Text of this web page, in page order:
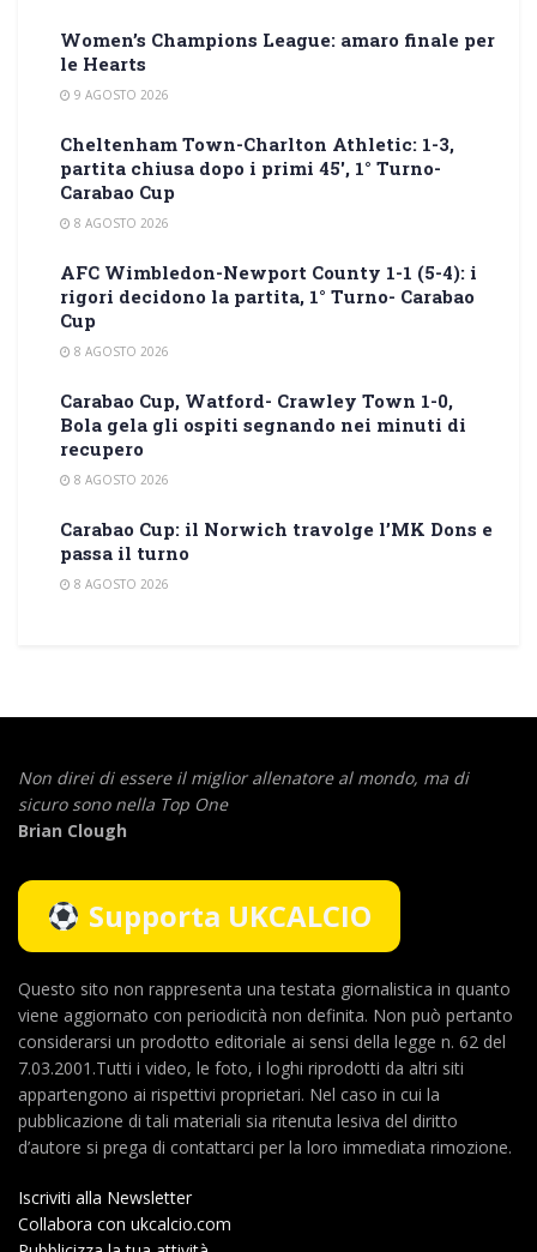
Women’s Champions League: amaro finale per
le Hearts
9 AGOSTO 2026
Cheltenham Town-Charlton Athletic: 1-3,
partita chiusa dopo i primi 45′, 1° Turno-
Carabao Cup
8 AGOSTO 2026
AFC Wimbledon-Newport County 1-1 (5-4): i
rigori decidono la partita, 1° Turno- Carabao
Cup
8 AGOSTO 2026
Carabao Cup, Watford- Crawley Town 1-0,
Bola gela gli ospiti segnando nei minuti di
recupero
8 AGOSTO 2026
Carabao Cup: il Norwich travolge l’MK Dons e
passa il turno
8 AGOSTO 2026
Non direi di essere il miglior allenatore al mondo, ma di
sicuro sono nella Top One
Brian Clough
Supporta UKCALCIO
Questo sito non rappresenta una testata giornalistica in quanto
viene aggiornato con periodicità non definita. Non può pertanto
considerarsi un prodotto editoriale ai sensi della legge n. 62 del
7.03.2001.Tutti i video, le foto, i loghi riprodotti da altri siti
appartengono ai rispettivi proprietari. Nel caso in cui la
pubblicazione di tali materiali sia ritenuta lesiva del diritto
d’autore si prega di contattarci per la loro immediata rimozione.
Iscriviti alla Newsletter
Collabora con ukcalcio.com